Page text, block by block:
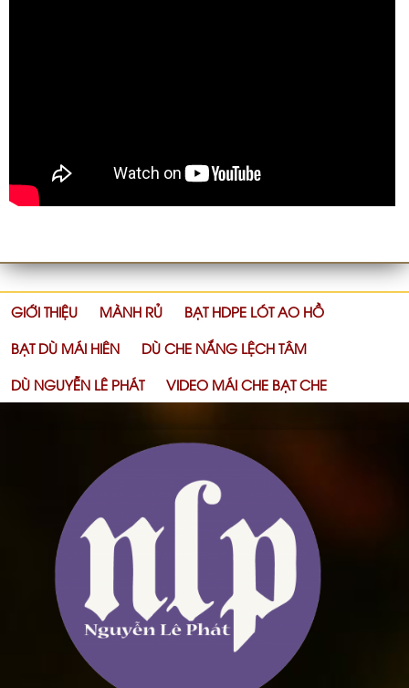
GIỚI THIỆU MÀNH RỦ
BẠT HDPE LÓT AO HỒ
BẠT DÙ MÁI HIÊN
DÙ CHE NẮNG LỆCH TÂM
DÙ NGUYỄN LÊ PHÁT
VIDEO MÁI CHE BẠT CHE